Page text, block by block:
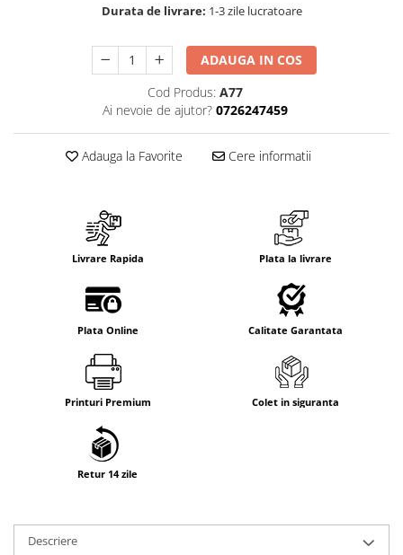
Durata de livrare: 1-3 zile lucratoare
ADAUGA IN COS
Cod Produs: A77
Ai nevoie de ajutor? 0726247459
Adauga la Favorite Cere informatii
Livrare Rapida Plata la livrare
Plata Online Calitate Garantata
Printuri Premium Colet in siguranta
Retur 14 zile
Descriere